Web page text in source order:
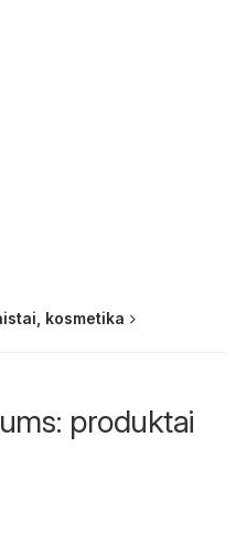
kosmetika
produktai